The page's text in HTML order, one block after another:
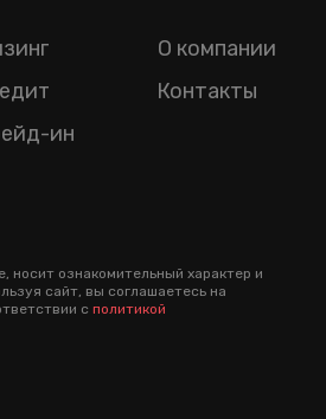
ин
О компании
Контакты
носит ознакомительный характер и
сайт, вы соглашаетесь на
с политикой